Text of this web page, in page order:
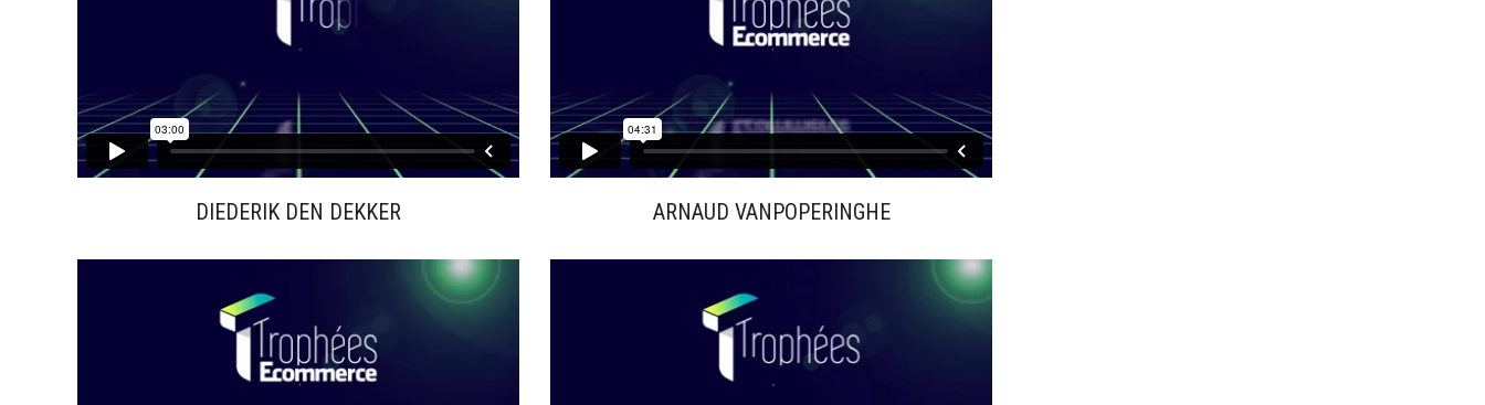
DIEDERIK DEN DEKKER ARNAUD VANPOPERINGHE